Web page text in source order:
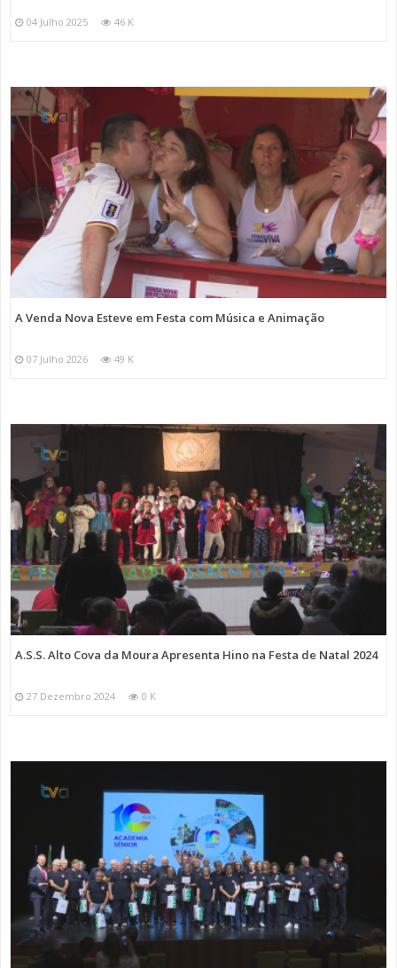
04 Julho 2025 46 K
A Venda Nova Esteve em Festa com Música e Animação
07 Julho 2026 49 K
A.S.S. Alto Cova da Moura Apresenta Hino na Festa de Natal 2024
27 Dezembro 2024 0 K